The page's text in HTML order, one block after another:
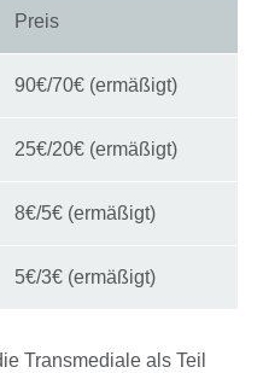
Preis
90€/70€ (ermäßigt)
25€/20€ (ermäßigt)
8€/5€ (ermäßigt)
5€/3€ (ermäßigt)
Transmediale als Teil